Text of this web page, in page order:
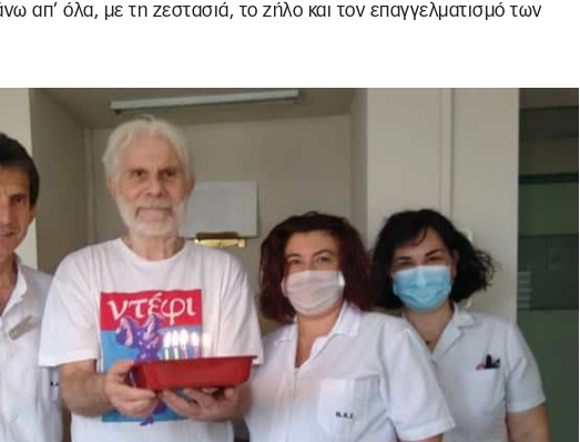
απ’ όλα, με τη ζεστασιά, το ζήλο και τον επαγγελματισμό των